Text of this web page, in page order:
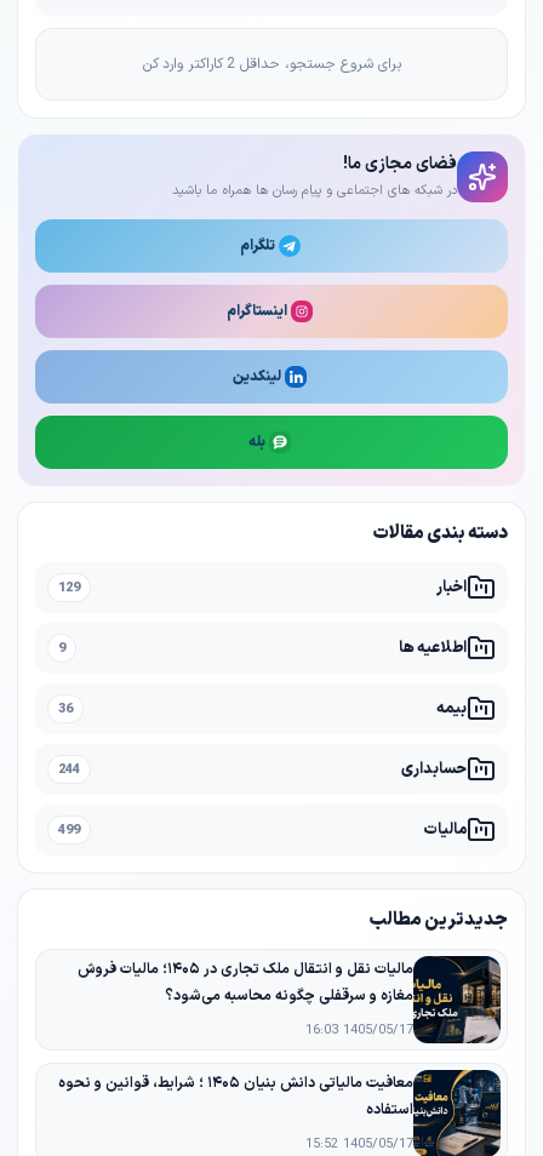
برای شروع جستجو، حداقل 2 کاراکتر وارد کن
فضای مجازی ما!
در شبکه های اجتماعی و پیام رسان ها همراه ما باشید
تلگرام
اینستاگرام
لینکدین
بله
دسته بندی مقالات
اخبار 129
اطلاعیه ها 9
بیمه 36
حسابداری 244
مالیات 499
جدیدترین مطالب
مالیات نقل و انتقال ملک تجاری در ۱۴۰۵؛ مالیات فروش
مغازه و سرقفلی چگونه محاسبه می‌شود؟
1405/05/17 16:03
معافیت مالیاتی دانش‌ بنیان ۱۴۰۵ ؛ شرایط، قوانین و نحوه
استفاده
1405/05/17 15:52